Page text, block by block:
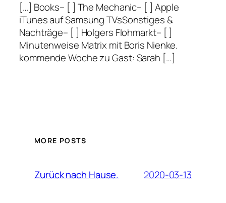
[…] Books– [ ] The Mechanic– [ ] Apple
iTunes auf Samsung TVsSonstiges &
Nachträge– [ ] Holgers Flohmarkt– [ ]
Minutenweise Matrix mit Boris Nienke.
kommende Woche zu Gast: Sarah […]
MORE POSTS
Zurück nach Hause. 2020-03-13